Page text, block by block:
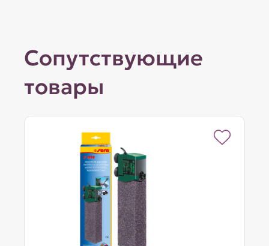
Сопутствующие
товары